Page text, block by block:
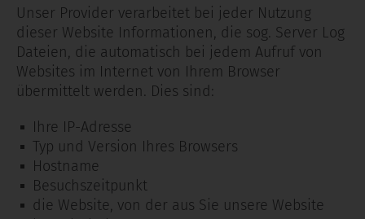
Unser Provider verarbeitet bei jeder Nutzung
dieser Website Informationen, die sog. Server Log
Dateien, die automatisch bei jedem Aufruf von
Websites im Internet von Ihrem Browser
übermittelt werden. Dies sind:
Ihre IP-Adresse
Typ und Version Ihres Browsers
Hostname
Besuchszeitpunkt
die Website, von der aus Sie unsere Website